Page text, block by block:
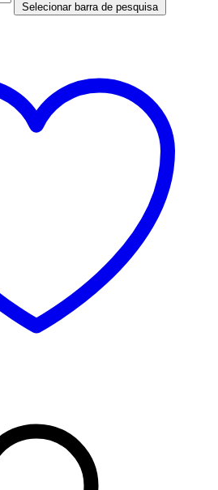
Selecionar barra de pesquisa